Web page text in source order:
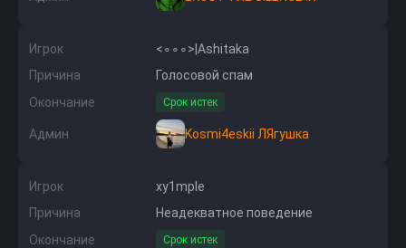
Игрок
<∘∘∘>|Ashitaka
Причина
Голосовой спам
Окончание
Срок истек
Админ Kosmi4eskii ЛЯгушка
Игрок
xy1mple
Причина
Неадекватное поведение
Окончание
Срок истек